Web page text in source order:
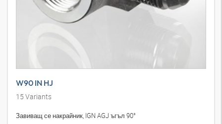
W90 IN HJ
15 Variants
Завиващ се накрайник, IGN AGJ ъгъл 90°